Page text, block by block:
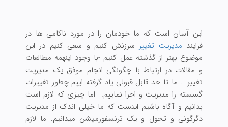
این آسان است که ما خودمان را در مورد ناکامی ها در
فرایند مدیریت تغییر سرزنش کنیم و سعی کنیم در این
موضوع بهتر از گذشته عمل کنیم -با وجود اینهمه مطالعات
و مقالات در ارتباط با چگونگی انجام موفق یک مدیریت
تغییر- . ما تا حد قابل قبولی یاد گرفته اییم چطور تغییرات
گسسته را مدیریت و اجرا نماییم. اما چیزی که لازم است
بدانیم و آگاه باشیم اینست که ما خیلی اندک از مدیریت
دگرگونی و تحول و یک ترنسفورمیشن میدانیم. ما لازم